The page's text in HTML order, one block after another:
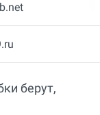
берут,